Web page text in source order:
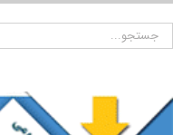
جستجو